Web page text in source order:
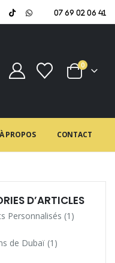
07 69 02 06 41
0
À PROPOS CONTACT
D’ARTICLES
Personnalisés (1)
de Dubaï (1)